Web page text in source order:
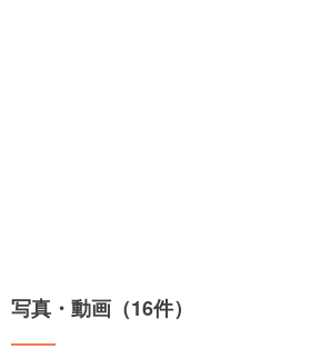
写真・動画（16件）